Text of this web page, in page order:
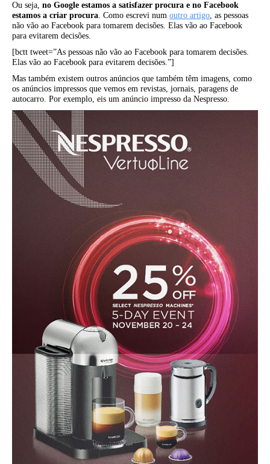
Ou seja, no Google estamos a satisfazer procura e no Facebook
estamos a criar procura. Como escrevi num outro artigo, as pessoas
não vão ao Facebook para tomarem decisões. Elas vão ao Facebook
para evitarem decisões.
[bctt tweet=”As pessoas não vão ao Facebook para tomarem decisões.
Elas vão ao Facebook para evitarem decisões.”]
Mas também existem outros anúncios que também têm imagens, como
os anúncios impressos que vemos em revistas, jornais, paragens de
autocarro. Por exemplo, eis um anúncio impresso da Nespresso.